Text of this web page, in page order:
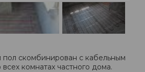
пол скомбинирован с кабельным
комнатах частного дома.